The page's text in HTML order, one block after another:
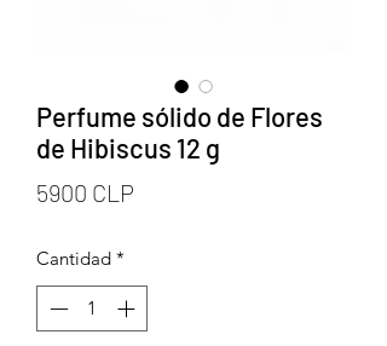
Perfume sólido de Flores
de Hibiscus 12 g
5900 CLP
Cantidad *